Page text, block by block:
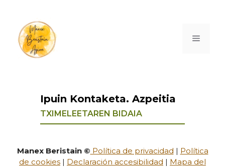
Ipuin Kontaketa. Azpeitia
TXIMELEETAREN BIDAIA
Manex Beristain © Política de privacidad | Política
de cookies | Declaración accesibilidad | Mapa del